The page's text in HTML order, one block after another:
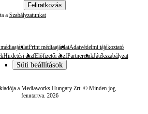
Feliratkozás
a Szabályzatunkat
Print médiaajánlatAdatvédelmi tájékoztató
Hirdetési ászfElőfizetői ászfPartnereinkJátékszabályzat
Süti beállítások
a Mediaworks Hungary Zrt. © Minden jog
fenntartva. 2026